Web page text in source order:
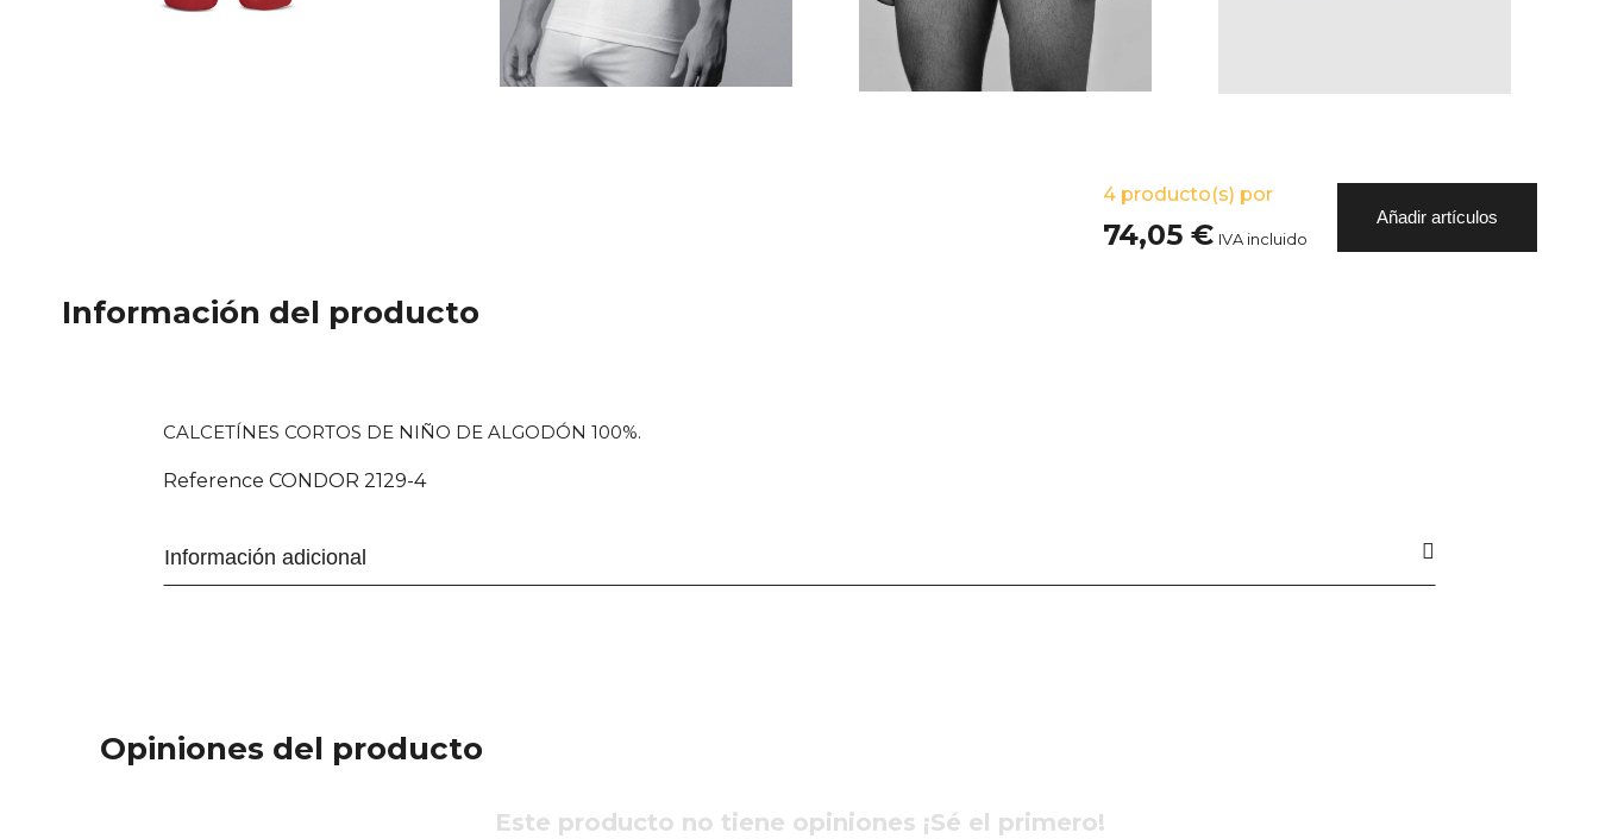
4 producto(s) por
74,05 € IVA incluido
Añadir artículos
Información del producto
CALCETÍNES CORTOS DE NIÑO DE ALGODÓN 100%.
Reference CONDOR 2129-4
Información adicional
Opiniones del producto
Este producto no tiene opiniones ¡Sé el primero!